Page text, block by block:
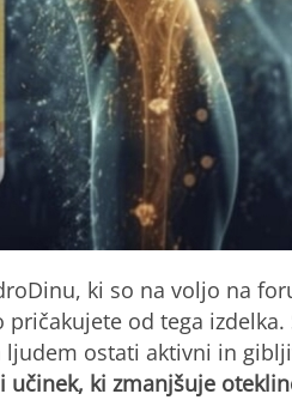
ki so na voljo na
od tega izdelka.
ostati aktivni in
ki zmanjšuje